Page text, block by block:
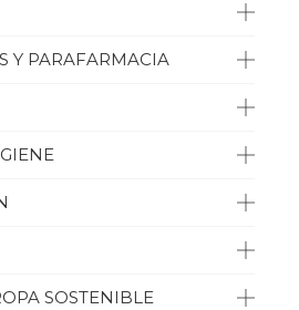
Y PARAFARMACIA
SOSTENIBLE